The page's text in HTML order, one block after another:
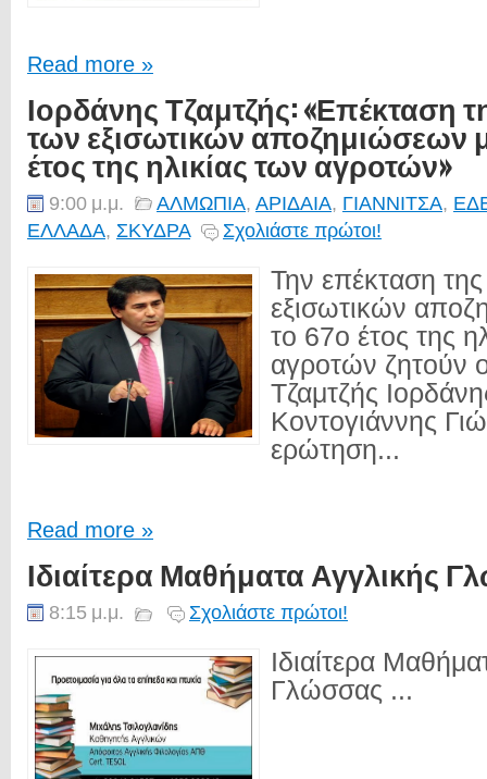
Read more »
Ιορδάνης Τζαμτζής: «Επέκταση
των εξισωτικών αποζημιώσεων
έτος της ηλικίας των αγροτών»
9:00 μ.μ. ΑΛΜΩΠΙΑ, ΑΡΙΔΑΙΑ, ΓΙΑΝΝΙΤΣΑ,
ΕΛΛΑΔΑ, ΣΚΥΔΡΑ Σχολιάστε πρώτοι!
Την επέκταση
εξισωτικών
το 67ο έτος της
αγροτών ζητούν
Τζαμτζής
Κοντογιάννης
ερώτηση...
Read more »
Ιδιαίτερα Μαθήματα Αγγλικής
8:15 μ.μ. Σχολιάστε πρώτοι!
Ιδιαίτερα
Γλώσσας ...